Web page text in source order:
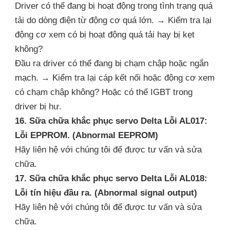
Driver có thể đang bị hoạt động trong tình trạng quá
tải do dòng điện từ động cơ quá lớn. → Kiểm tra lại
động cơ xem có bị hoạt động quá tải hay bị kẹt
không?
Đầu ra driver có thể đang bị chạm chập hoặc ngắn
mạch. → Kiểm tra lại cáp kết nối hoặc động cơ xem
có chạm chập không? Hoặc có thể IGBT trong
driver bị hư.
16. Sữa chữa khắc phục servo Delta Lỗi AL017:
Lỗi EPPROM. (Abnormal EEPROM)
Hãy liên hệ với chúng tôi để được tư vấn và sửa
chữa.
17. Sữa chữa khắc phục servo Delta Lỗi AL018:
Lỗi tín hiệu đầu ra. (Abnormal signal output)
Hãy liên hệ với chúng tôi để được tư vấn và sửa
chữa.